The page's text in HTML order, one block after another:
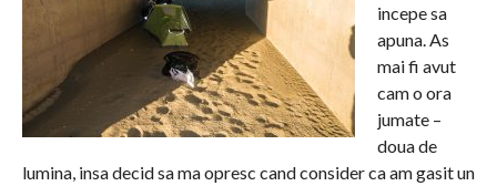
incepe sa
apuna. As
mai fi avut
cam o ora
jumate –
doua de
lumina, insa decid sa ma opresc cand consider ca am gasit un